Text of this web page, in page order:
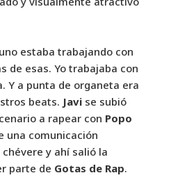
estaba trabajando con
de esas. Yo trabajaba con
Y a punta de organeta era
beats. Javise subió
a rapear con Popo
una comunicación
y ahí salió la
parte de Gotas de Rap.